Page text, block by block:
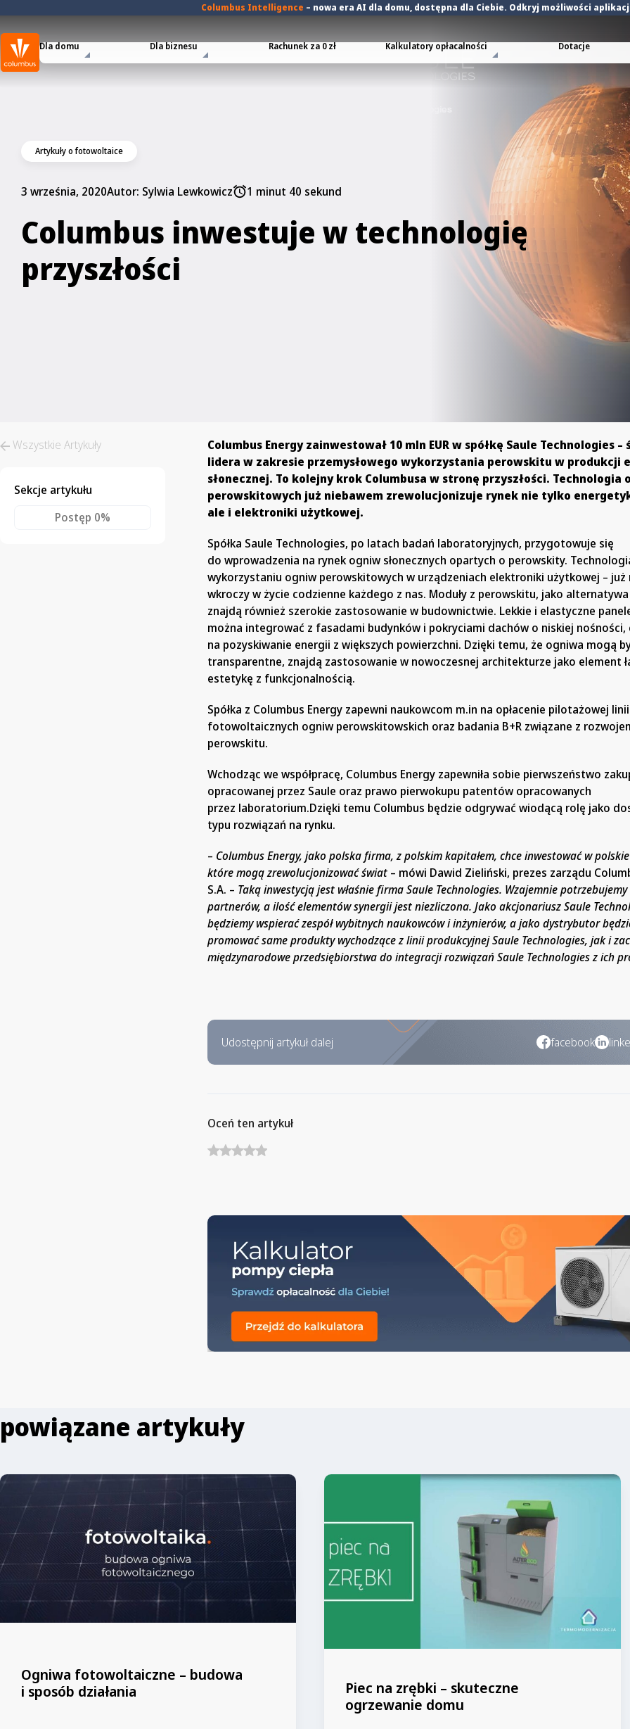
Columbus Intelligence – nowa era AI dla domu, dostępna dla Ciebie. Odkryj możliwości
Dla domu Dla biznesu Rachunek za 0 zł Kalkulatory opłacalności Dotacje
Artykuły o fotowoltaice
3 września, 2020Autor: Sylwia Lewkowicz 1 minut 40 sekund
Columbus inwestuje w technologię
przyszłości
Wszystkie Artykuły
Sekcje artykułu
Postęp 0%
Columbus Energy zainwestował 10 mln EUR w spółkę Saule Technologies
lidera w zakresie przemysłowego wykorzystania perowskitu w produkcji
słonecznej. To kolejny krok Columbusa w stronę przyszłości. Technologia
perowskitowych już niebawem zrewolucjonizuje rynek nie tylko
ale i elektroniki użytkowej.
Spółka Saule Technologies, po latach badań laboratoryjnych, przygotowuje się
do wprowadzenia na rynek ogniw słonecznych opartych o perowskity.
wykorzystaniu ogniw perowskitowych w urządzeniach elektroniki użytkowej – już
wkroczy w życie codzienne każdego z nas. Moduły z perowskitu, jako
znajdą również szerokie zastosowanie w budownictwie. Lekkie i elastyczne
można integrować z fasadami budynków i pokryciami dachów o niskiej nośności,
na pozyskiwanie energii z większych powierzchni. Dzięki temu, że ogniwa mogą
transparentne, znajdą zastosowanie w nowoczesnej architekturze jako element
estetykę z funkcjonalnością.
Spółka z Columbus Energy zapewni naukowcom m.in na opłacenie pilotażowej
fotowoltaicznych ogniw perowskitowskich oraz badania B+R związane z
perowskitu.
Wchodząc we współpracę, Columbus Energy zapewniła sobie pierwszeństwo
opracowanej przez Saule oraz prawo pierwokupu patentów opracowanych
przez laboratorium.Dzięki temu Columbus będzie odgrywać wiodącą rolę jako
typu rozwiązań na rynku.
– Columbus Energy, jako polska firma, z polskim kapitałem, chce inwestować w
które mogą zrewolucjonizować świat – mówi Dawid Zieliński, prezes zarządu
S.A. – Taką inwestycją jest właśnie firma Saule Technologies. Wzajemnie
partnerów, a ilość elementów synergii jest niezliczona. Jako akcjonariusz Saule
będziemy wspierać zespół wybitnych naukowców i inżynierów, a jako dystrybutor
promować same produkty wychodzące z linii produkcyjnej Saule Technologies, jak i
międzynarodowe przedsiębiorstwa do integracji rozwiązań Saule Technologies z ich
Udostępnij artykuł dalej facebook
Oceń ten artykuł
powiązane artykuły
Ogniwa fotowoltaiczne – budowa
i sposób działania
Piec na zrębki – skuteczne
ogrzewanie domu